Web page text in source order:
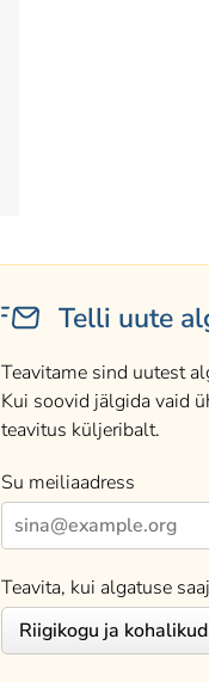
Telli uute
Teavitame sind uutest
Kui soovid jälgida vaid
teavitus küljeribalt.
Su meiliaadress
Teavita, kui algatuse